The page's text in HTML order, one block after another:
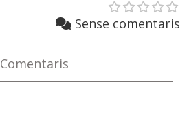
Sense comentaris
Comentaris